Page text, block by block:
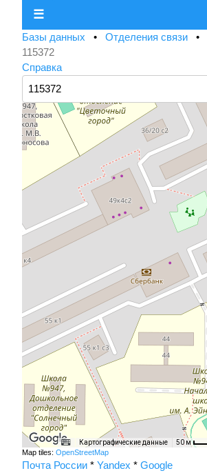
☰
Базы данных • Отделения связи •
115372
Справка
Картографические данные 50 м
Map tiles: OpenStreetMap
Почта России * Yandex * Google